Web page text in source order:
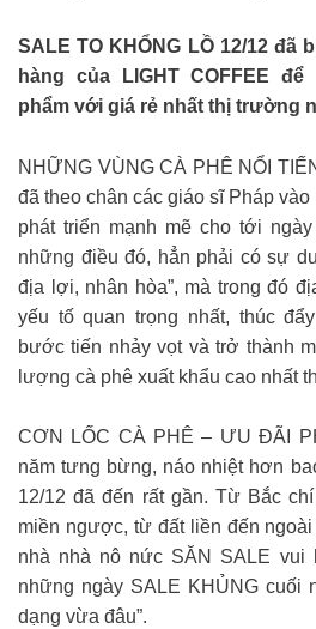
️SALE TO KHỔNG LỒ 12/12 đã
hàng của LIGHT COFFEE
phẩm với giá rẻ nhất thị trường
NHỮNG VÙNG CÀ PHÊ NỔI
đã theo chân các giáo sĩ Pháp
phát triển mạnh mẽ cho tới
những điều đó, hẳn phải có sự
địa lợi, nhân hòa”, mà trong đó
yếu tố quan trọng nhất, thúc
bước tiến nhảy vọt và trở thành
lượng cà phê xuất khẩu cao nhất
CƠN LỐC CÀ PHÊ – ƯU ĐÃI
năm tưng bừng, náo nhiệt hơn
12/12 đã đến rất gần. Từ Bắc
miền ngược, từ đất liền đến
nhà nhà nô nức SĂN SALE vui
những ngày SALE KHỦNG cuối
dạng vừa đâu”.